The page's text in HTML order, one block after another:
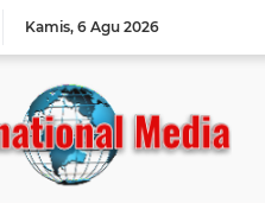
Kamis 6 Agu 2026